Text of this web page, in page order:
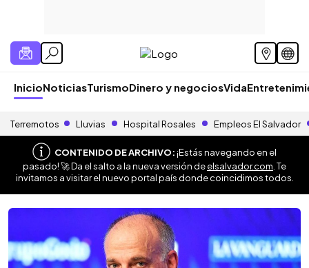
InicioNoticiasTurismoDinero y negociosVida
Terremotos Lluvias Hospital Rosales Empleos El Salvador
CONTENIDO DE ARCHIVO:¡Estás navegando en el
pasado! 🚀 Da el salto a la nueva versión deelsalvador.com . Te
invitamos a visitar el nuevo portal país donde coincidimos todos.